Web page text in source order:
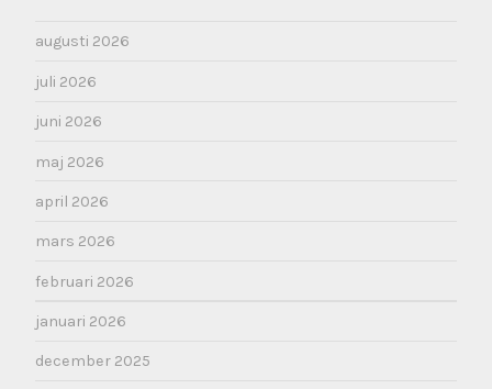
augusti 2026
juli 2026
juni 2026
maj 2026
april 2026
mars 2026
februari 2026
januari 2026
december 2025